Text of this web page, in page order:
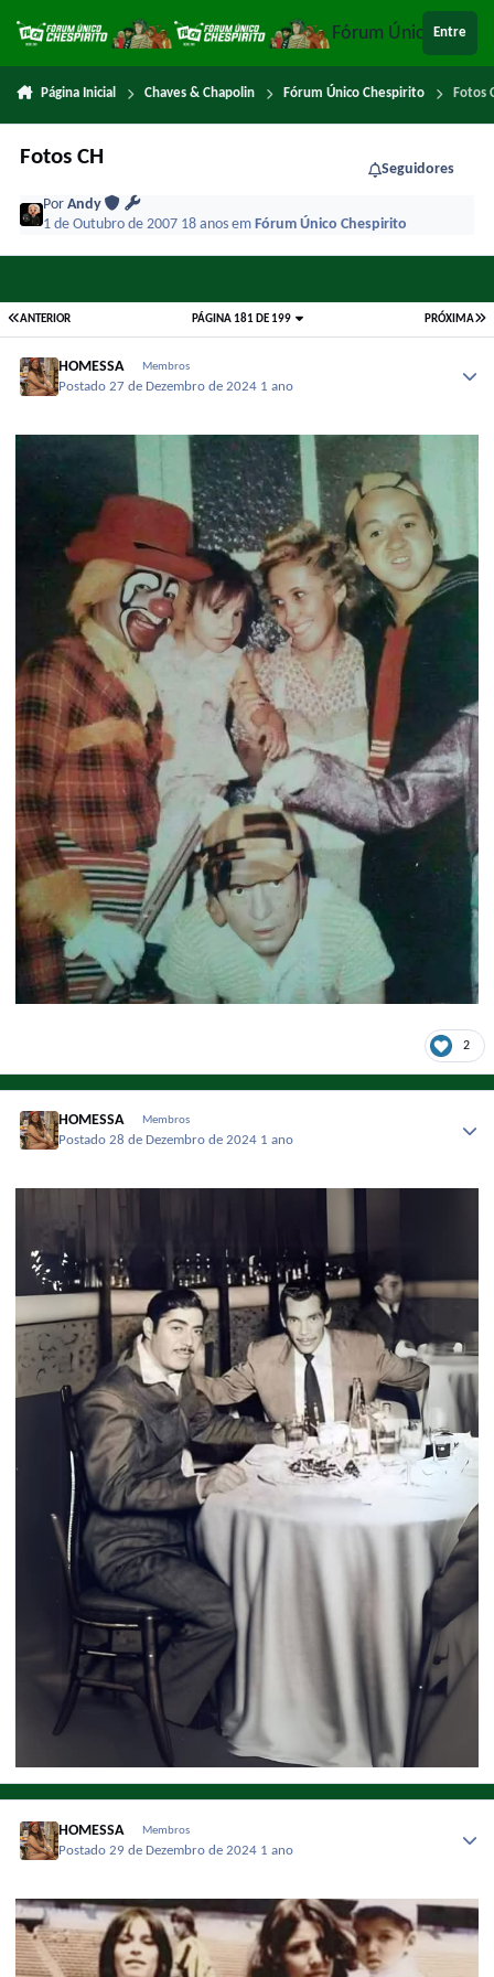
Fórum ÚnicoEntre
Página Inicial Chaves & Chapolin Fórum Único Chespirito Fotos
Fotos CH
Seguidores
PorAndy
1 de Outubro de 2007 18 anosem Fórum Único Chespirito
ANTERIOR PRÓXIMA
PÁGINA 181 DE 199
HOMESSA Membros
Postado27 de Dezembro de 2024 1 ano
2
HOMESSA Membros
Postado28 de Dezembro de 2024 1 ano
HOMESSA Membros
Postado29 de Dezembro de 2024 1 ano